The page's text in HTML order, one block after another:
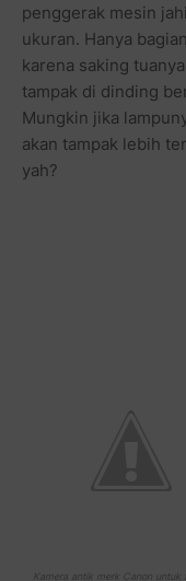
penggerak mesin
ukuran. Hanya
karena saking
tampak di dinding
Mungkin jika
akan tampak lebih
yah?
Kamera antik merk Canon untuk